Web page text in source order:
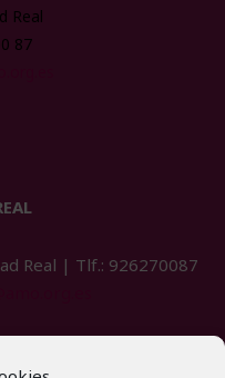
Real
87
Real | Tlf.: 926270087